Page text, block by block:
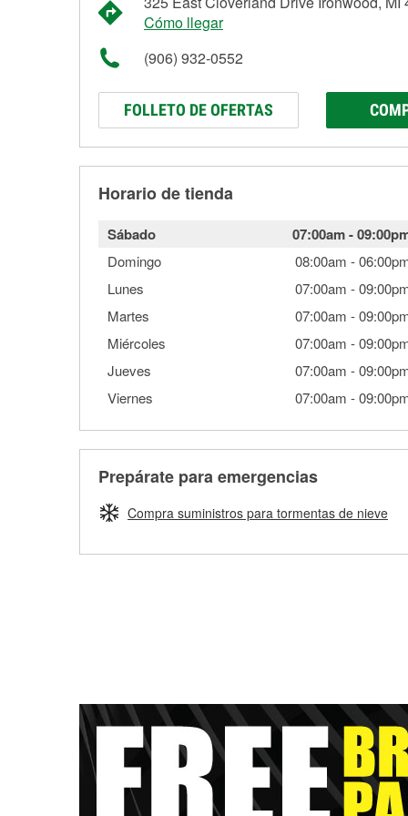
Cómo llegar
(906) 932-0552
FOLLETO DE OFERTAS
Horario de tienda
Sábado 07:00am-
Domingo 08:00am -
Lunes
07:00am -
Martes
07:00am -
Miércoles
07:00am -
Jueves
07:00am -
Viernes
07:00am -
Prepárate para emergencias
Compra suministros para tormentas de nieve